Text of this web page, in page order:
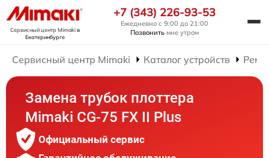
Сервисный центр Mimakiв
Екатеринбурге
+7 (343) 226-93-53
Ежедневно с 9:00 до 21:00
Позвонить мне утром
Сервисный центр Mimaki Каталог устройств
Замена трубок плоттера
Mimaki CG-75 FX II Plus
Официальный сервис